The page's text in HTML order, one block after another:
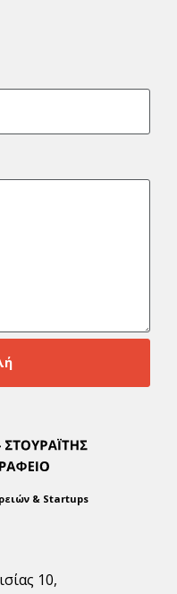
& Startups
10,